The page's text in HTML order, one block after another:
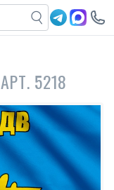
АРТ. 5218